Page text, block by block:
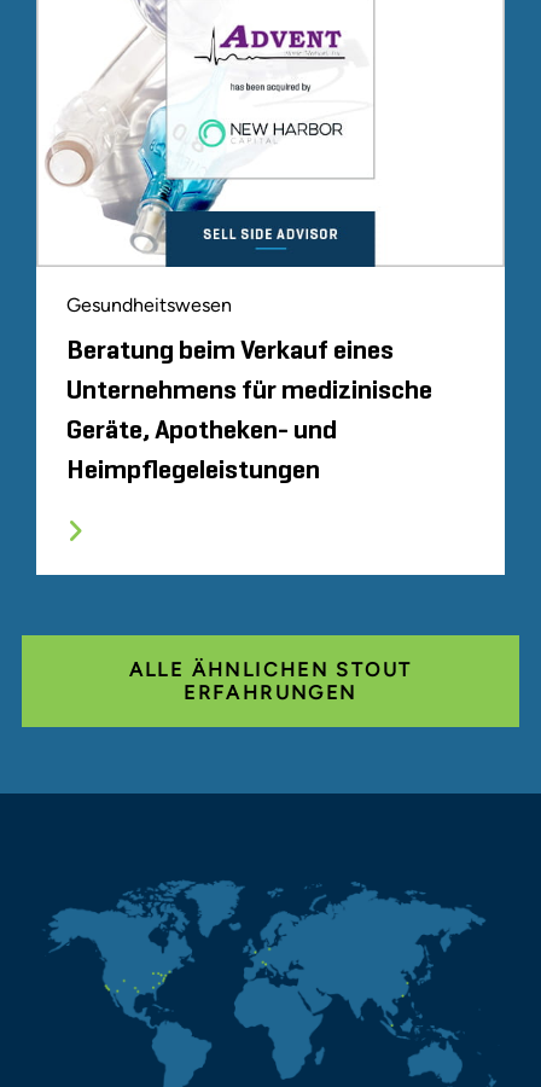
Gesundheitswesen
Beratung beim Verkauf eines
Unternehmens für medizinische
Geräte, Apotheken- und
Heimpflegeleistungen
ALLE ÄHNLICHEN STOUT
ERFAHRUNGEN